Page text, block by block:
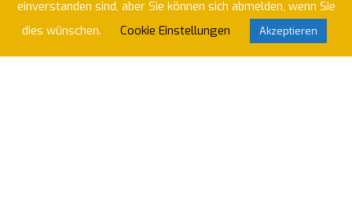
Männliche U10 Spieltag in Grünstadt
am 23.09.2023
einverstanden sind, aber Sie können sich abmelden, wenn Sie
dies wünschen.
Cookie Einstellungen Akzeptieren